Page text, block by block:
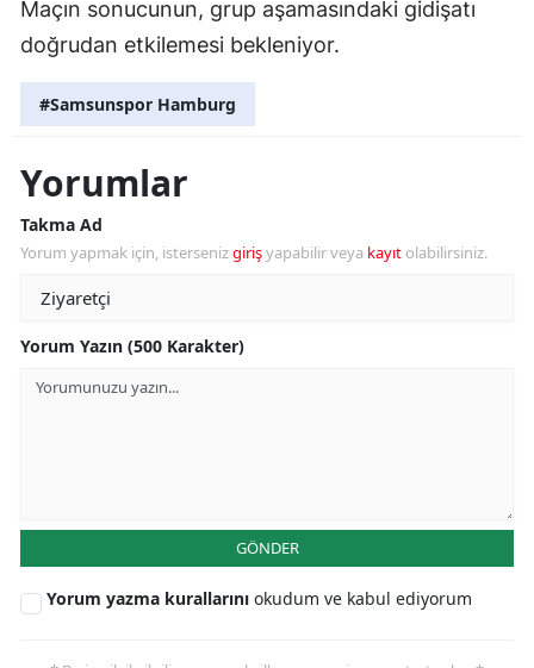
Maçın sonucunun, grup aşamasındaki gidişatı
doğrudan etkilemesi bekleniyor.
#Samsunspor Hamburg
Yorumlar
Takma Ad
Yorum yapmak için, istersenizgirişyapabilir veya kayıt olabilirsiniz.
Yorum Yazın (500 Karakter)
GÖNDER
Yorum yazma kurallarını okudum ve kabul ediyorum